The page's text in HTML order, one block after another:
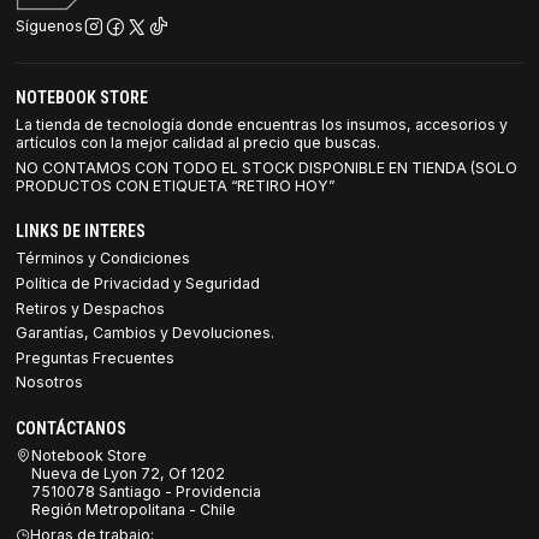
Síguenos
NOTEBOOK STORE
La tienda de tecnología donde encuentras los insumos, accesorios y
artículos con la mejor calidad al precio que buscas.
NO CONTAMOS CON TODO EL STOCK DISPONIBLE EN TIENDA (SOLO
PRODUCTOS CON ETIQUETA “RETIRO HOY”
LINKS DE INTERES
Términos y Condiciones
Política de Privacidad y Seguridad
Retiros y Despachos
Garantías, Cambios y Devoluciones.
Preguntas Frecuentes
Nosotros
CONTÁCTANOS
Notebook Store
Nueva de Lyon 72, Of 1202
7510078 Santiago - Providencia
Región Metropolitana - Chile
Horas de trabajo: